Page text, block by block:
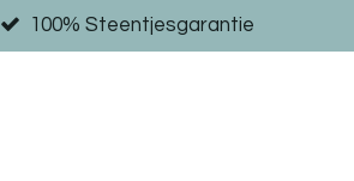
100% Steentjesgarantie